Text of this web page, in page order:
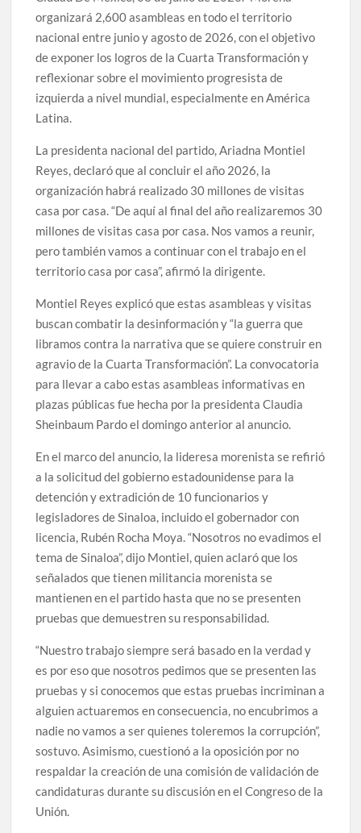
organizará 2,600 asambleas en todo el territorio
nacional entre junio y agosto de 2026, con el objetivo
de exponer los logros de la Cuarta Transformación y
reflexionar sobre el movimiento progresista de
izquierda a nivel mundial, especialmente en América
Latina.
La presidenta nacional del partido, Ariadna Montiel
Reyes, declaró que al concluir el año 2026, la
organización habrá realizado 30 millones de visitas
casa por casa. “De aquí al final del año realizaremos 30
millones de visitas casa por casa. Nos vamos a reunir,
pero también vamos a continuar con el trabajo en el
territorio casa por casa”, afirmó la dirigente.
Montiel Reyes explicó que estas asambleas y visitas
buscan combatir la desinformación y “la guerra que
libramos contra la narrativa que se quiere construir en
agravio de la Cuarta Transformación”. La convocatoria
para llevar a cabo estas asambleas informativas en
plazas públicas fue hecha por la presidenta Claudia
Sheinbaum Pardo el domingo anterior al anuncio.
En el marco del anuncio, la lideresa morenista se refirió
a la solicitud del gobierno estadounidense para la
detención y extradición de 10 funcionarios y
legisladores de Sinaloa, incluido el gobernador con
licencia, Rubén Rocha Moya. “Nosotros no evadimos el
tema de Sinaloa”, dijo Montiel, quien aclaró que los
señalados que tienen militancia morenista se
mantienen en el partido hasta que no se presenten
pruebas que demuestren su responsabilidad.
“Nuestro trabajo siempre será basado en la verdad y
es por eso que nosotros pedimos que se presenten las
pruebas y si conocemos que estas pruebas incriminan a
alguien actuaremos en consecuencia, no encubrimos a
nadie no vamos a ser quienes toleremos la corrupción”,
sostuvo. Asimismo, cuestionó a la oposición por no
respaldar la creación de una comisión de validación de
candidaturas durante su discusión en el Congreso de la
Unión.